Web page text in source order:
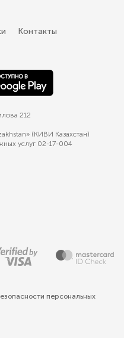
Контакты
212
(КИВИ Казахстан)
услуг 02-17-004
персональных